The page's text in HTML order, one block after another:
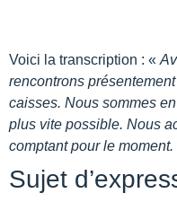
Voici la transcription : «
rencontrons
caisses. Nous sommes
plus vite possible. Nous
comptant pour le
Sujet